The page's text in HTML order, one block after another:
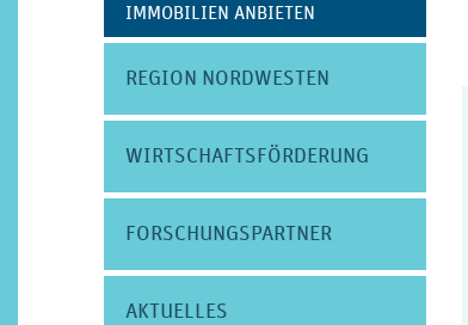
IMMOBILIEN ANBIETEN
REGION NORDWESTEN
WIRTSCHAFTS­FÖRDERUNG
FORSCHUNGS­PARTNER
AKTUELLES